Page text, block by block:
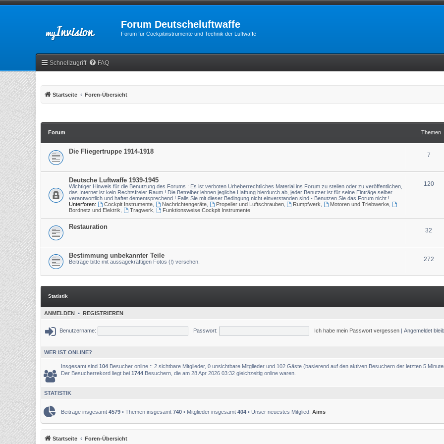
Forum Deutscheluftwaffe
Forum für Cockpitinstrumente und Technik der Luftwaffe
Schnellzugriff FAQ
Startseite Foren-Übersicht
Forum Themen
Die Fliegertruppe 1914-1918 7
Deutsche Luftwaffe 1939-1945
Wichtiger Hinweis für die Benutzung des Forums : Es ist verboten Urheberrechtliches Material ins Forum zu stellen oder zu veröffentlichen,
das Internet ist kein Rechtsfreier Raum ! Die Betreiber lehnen jegliche Haftung hierdurch ab, jeder Benutzer ist für seine Einträge selber
verantwortlich und haftet dementsprechend ! Falls Sie mit dieser Bedingung nicht einverstanden sind - Benutzen Sie das Forum nicht !
Unterforen:
Cockpit Instrumente, Nachrichtengeräte, Propeller und Luftschrauben, Rumpfwerk Motoren und Triebwerke
Bordnetz und Elektrik
Tragwerk Funktionsweise Cockpit Instrumente
120
Restauration 32
Bestimmung unbekannter Teile
Beiträge bitte mit aussagekräftigen Fotos (!) versehen. 272
Statistik
ANMELDEN • REGISTRIEREN
Benutzername: Passwort: Ich habe mein Passwort vergessen | Angemeldet
WER IST ONLINE?
Insgesamt sind 104 Besucher online :: 2 sichtbare Mitglieder, 0 unsichtbare Mitglieder und 102 Gäste (basierend auf den aktiven Besuchern der letzten 5
Der Besucherrekord liegt bei 1744 Besuchern, die am 28 Apr 2026 03:32 gleichzeitig online waren.
STATISTIK
Beiträge insgesamt 4579 • Themen insgesamt 740 • Mitglieder insgesamt 404 • Unser neuestes Mitglied: Aims
Startseite Foren-Übersicht